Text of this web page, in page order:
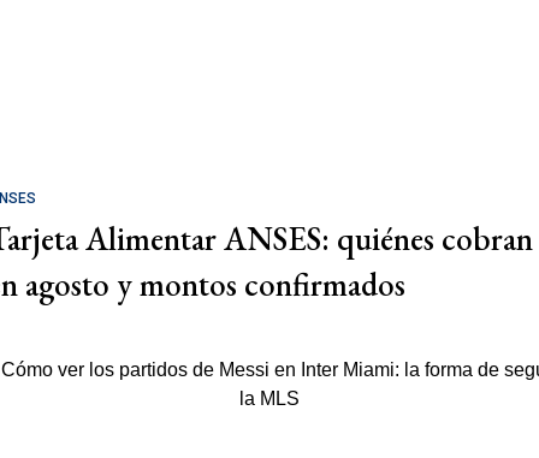
Alimentar ANSES: quiénes cobran
agosto y montos confirmados